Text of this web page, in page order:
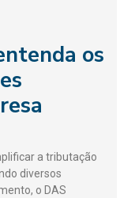
os
a tributação
diversos
o DAS